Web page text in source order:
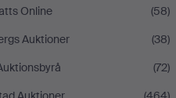
Online
(58)
Auktioner
(38)
(72)